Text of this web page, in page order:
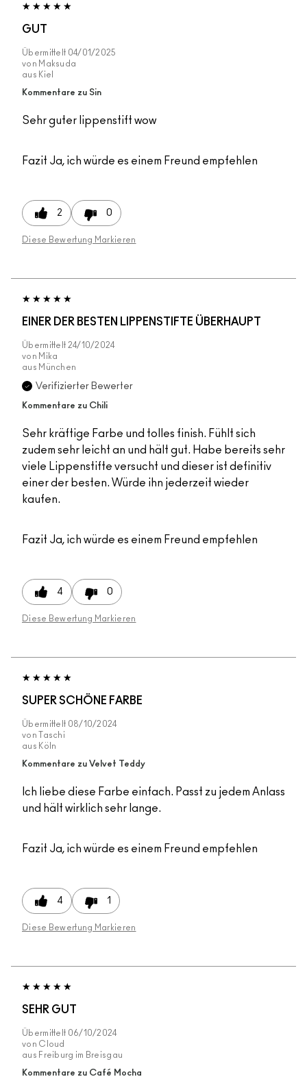
GUT
Übermittelt 04/01/2025
von Maksuda
aus Kiel
Kommentare zu Sin
Sehr guter lippenstift wow
Fazit Ja, ich würde es einem Freund empfehlen
2 0
Diese Bewertung Markieren
EINER DER BESTEN LIPPENSTIFTE ÜBERHAUPT
Übermittelt 24/10/2024
von Mika
aus München
Verifizierter Bewerter
Kommentare zu Chili
Sehr kräftige Farbe und tolles finish. Fühlt sich
zudem sehr leicht an und hält gut. Habe bereits sehr
viele Lippenstifte versucht und dieser ist definitiv
einer der besten. Würde ihn jederzeit wieder
kaufen.
Fazit Ja, ich würde es einem Freund empfehlen
4 0
Diese Bewertung Markieren
SUPER SCHÖNE FARBE
Übermittelt 08/10/2024
von
Taschi
aus Köln
Kommentare zu Velvet Teddy
Ich liebe diese Farbe einfach. Passt zu jedem Anlass
und hält wirklich sehr lange.
Fazit Ja, ich würde es einem Freund empfehlen
4 1
Diese Bewertung Markieren
SEHR GUT
Übermittelt 06/10/2024
von Cloud
aus Freiburg im Breisgau
Kommentare zu Café Mocha